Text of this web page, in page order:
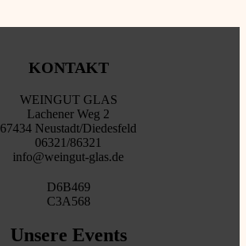
KONTAKT
WEINGUT GLAS
Lachener Weg 2
67434 Neustadt/Diedesfeld
06321/86321
info@weingut-glas.de
D6B469
C3A568
Unsere Events